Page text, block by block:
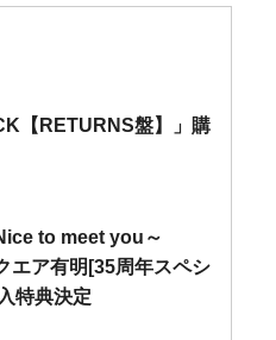
【RETURNS盤】」購
to meet you～
エア有明[35周年スペシ
特典決定